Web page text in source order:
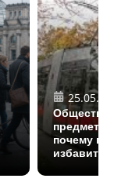
предмет
почему